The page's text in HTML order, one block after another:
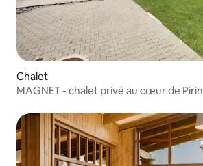
Chalet
MAGNET - chalet privé au cœur de Pirin